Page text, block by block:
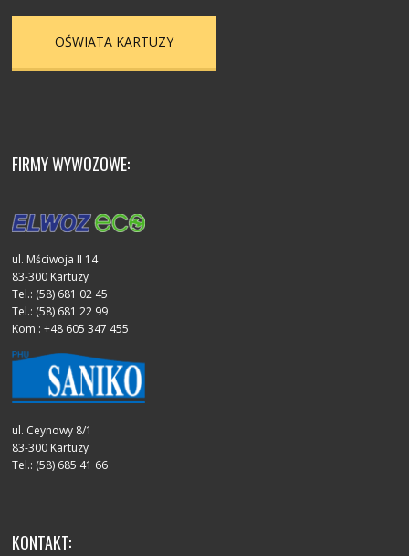
OŚWIATA KARTUZY
FIRMY WYWOZOWE:
ul. Mściwoja II 14
83-300 Kartuzy
Tel.: (58) 681 02 45
Tel.: (58) 681 22 99
Kom.: +48 605 347 455
ul. Ceynowy 8/1
83-300 Kartuzy
Tel.: (58) 685 41 66
KONTAKT: